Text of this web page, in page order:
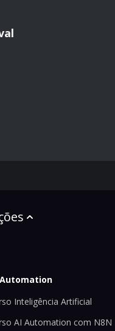
Inteligência Artificial
AI Automation com N8N